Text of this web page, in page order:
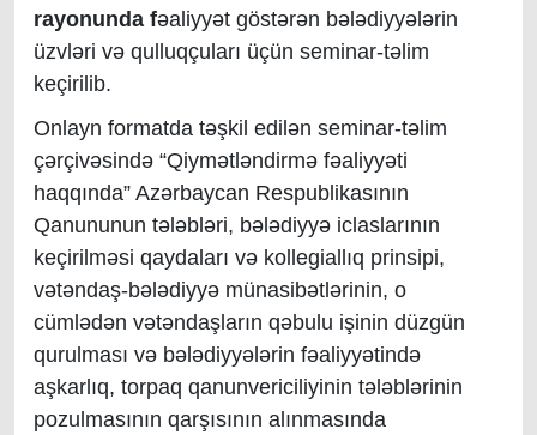
rayonunda fəaliyyət göstərən bələdiyyələrin
üzvləri və qulluqçuları üçün seminar-təlim
keçirilib.
Onlayn formatda təşkil edilən seminar-təlim
çərçivəsində “Qiymətləndirmə fəaliyyəti
haqqında” Azərbaycan Respublikasının
Qanununun tələbləri, bələdiyyə iclaslarının
keçirilməsi qaydaları və kollegiallıq prinsipi,
vətəndaş-bələdiyyə münasibətlərinin, o
cümlədən vətəndaşların qəbulu işinin düzgün
qurulması və bələdiyyələrin fəaliyyətində
aşkarlıq, torpaq qanunvericiliyinin tələblərinin
pozulmasının qarşısının alınmasında